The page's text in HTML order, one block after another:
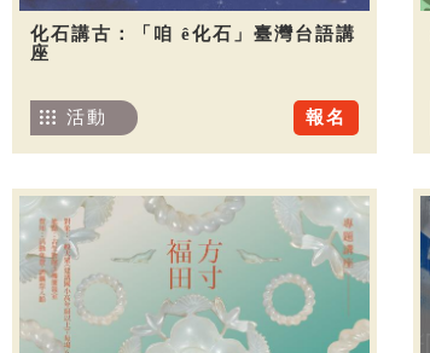
化石講古：「咱 ê化石」臺灣台語講
座
報名
活動